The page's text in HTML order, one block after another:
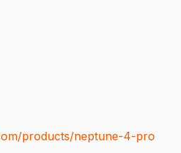
products/neptune-4-pro